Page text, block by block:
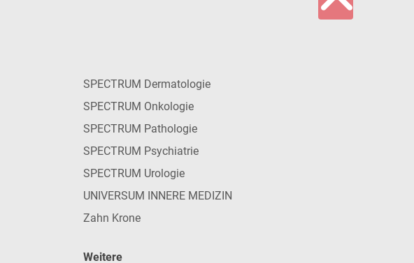
SPECTRUM Dermatologie
SPECTRUM Onkologie
SPECTRUM Pathologie
SPECTRUM Psychiatrie
SPECTRUM Urologie
UNIVERSUM INNERE MEDIZIN
Zahn Krone
Weitere